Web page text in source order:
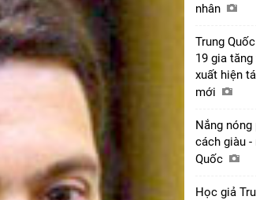
nhân
Trung
19 gia
xuất hiện
mới
Nắng
cách giàu -
Quốc
Học giả